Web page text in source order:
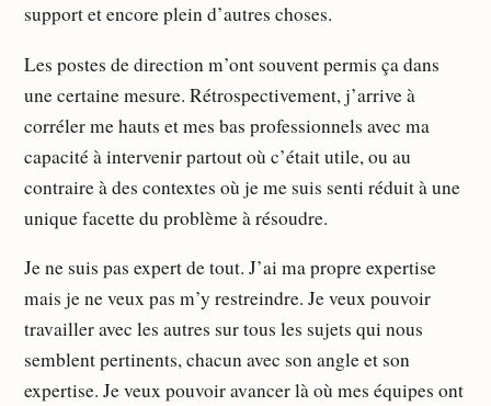
support et encore plein d’autres choses.
Les postes de direction m’ont souvent permis ça dans
une certaine mesure. Rétrospectivement, j’arrive à
corréler me hauts et mes bas professionnels avec ma
capacité à intervenir partout où c’était utile, ou au
contraire à des contextes où je me suis senti réduit à une
unique facette du problème à résoudre.
Je ne suis pas expert de tout. J’ai ma propre expertise
mais je ne veux pas m’y restreindre. Je veux pouvoir
travailler avec les autres sur tous les sujets qui nous
semblent pertinents, chacun avec son angle et son
expertise. Je veux pouvoir avancer là où mes équipes ont